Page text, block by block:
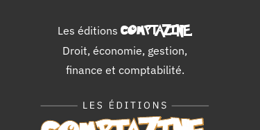
Les éditions COMPTAZINE.
Droit, économie, gestion,
finance et comptabilité.